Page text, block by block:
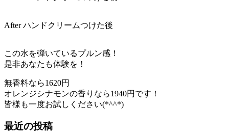
After ハンドクリームつけた後
この水を弾いているプルン感！
是非あなたも体験を！
無香料なら1620円
オレンジシナモンの香りなら1940円です！
皆様も一度お試しください(*^^*)
最近の投稿